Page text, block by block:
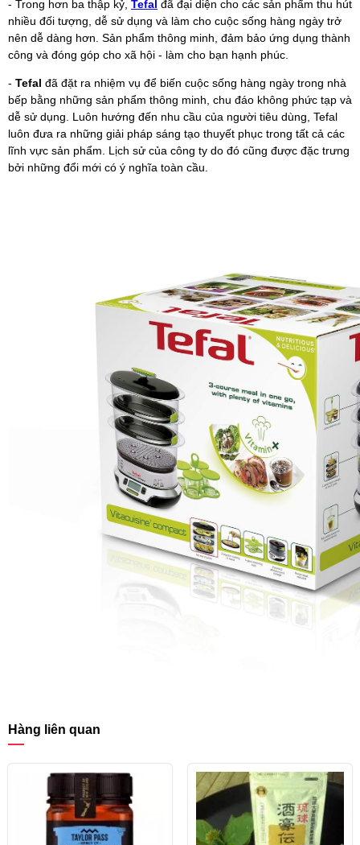
- Trong hơn ba thập kỷ, Tefal đã đại diện cho các sản phẩm thu hút
nhiều đối tượng, dễ sử dụng và làm cho cuộc sống hàng ngày trở
nên dễ dàng hơn. Sản phẩm thông minh, đảm bảo ứng dụng thành
công và đóng góp cho xã hội - làm cho bạn hạnh phúc.
- Tefal đã đặt ra nhiệm vụ để biến cuộc sống hàng ngày trong nhà
bếp bằng những sản phẩm thông minh, chu đáo không phức tạp và
dễ sử dụng. Luôn hướng đến nhu cầu của người tiêu dùng, Tefal
luôn đưa ra những giải pháp sáng tạo thuyết phục trong tất cả các
lĩnh vực sản phẩm. Lịch sử của công ty do đó cũng được đặc trưng
bởi những đổi mới có ý nghĩa toàn cầu.
Hàng liên quan